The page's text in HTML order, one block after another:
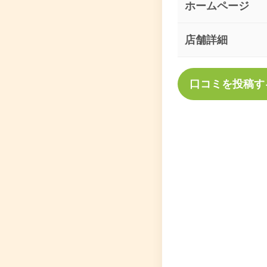
ホームページ
店舗詳細
口コミを投稿す